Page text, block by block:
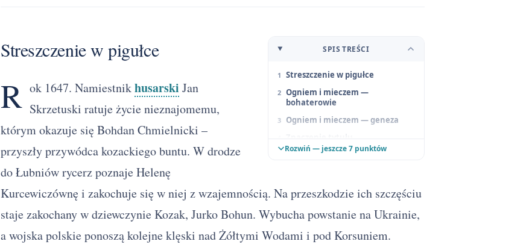
SPIS TREŚCI
Streszczenie w pigułce
Ogniem i mieczem —
bohaterowie
Ogniem i mieczem — geneza
Ogniem i mieczem —
literackie
Ogniem i mieczem — konteksty
interpretacyjne
Ogniem i mieczem —
Rozwiń — jeszcze 7 punktów
Streszczenie w pigułce
R ok 1647. Namiestnikhusarski Jan
Skrzetuski ratuje życie nieznajomemu,
którym okazuje się Bohdan Chmielnicki –
przyszły przywódca kozackiego buntu. W drodze
do Łubniów rycerz poznaje Helenę
Kurcewiczównę i zakochuje się w niej z wzajemnością. Na przeszkodzie ich szczęściu
staje zakochany w dziewczynie Kozak, Jurko Bohun. Wybucha powstanie na Ukrainie,
a wojska polskie ponoszą kolejne klęski nad Żółtymi Wodami i pod Korsuniem.